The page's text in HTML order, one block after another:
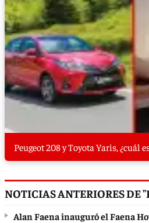
Peugeot 208 y Toyota Yaris, ¿cuál
NOTICIAS ANTERIORES DE
Alan Faena inauguró el Faena